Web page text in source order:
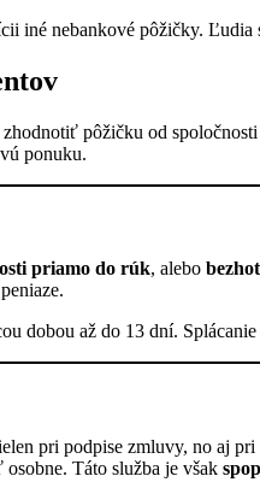
iné nebankové pôžičky.
pôžičku od spoločnosti
ponuku.
priamo do rúk, alebo
dobou až do 13 dní.
pri podpise zmluvy, no aj
Táto služba je však